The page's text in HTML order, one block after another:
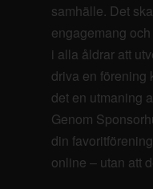
samhälle. Det
engagemang
i alla åldrar att
driva en förening
det en utmaning
Genom
din
online – utan att